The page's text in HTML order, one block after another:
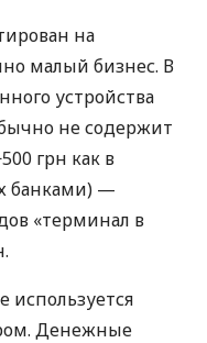
на
малый бизнес. В
устройства
не содержит
грн как в
банками) —
«терминал в
Денежные